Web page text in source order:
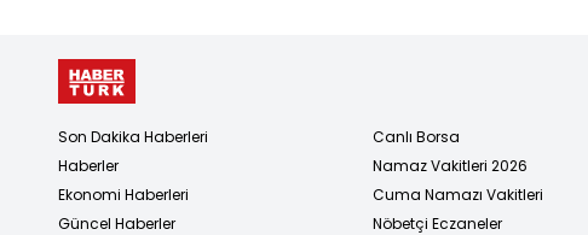
Son Dakika Haberleri
Haberler
Ekonomi Haberleri
Güncel Haberler
Canlı Borsa
Namaz Vakitleri 2026
Cuma Namazı Vakitleri
Nöbetçi Eczaneler